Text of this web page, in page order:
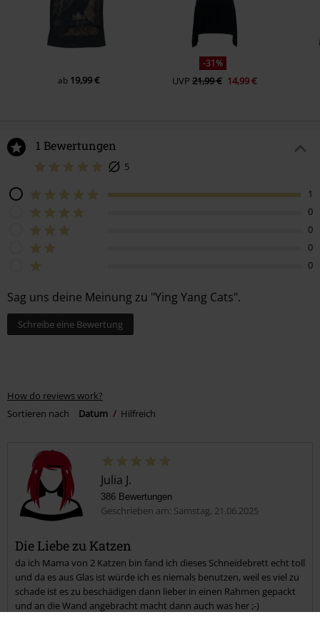
ab 19,99 €
-31%
UVP 21,99 € 14,99 €
1 Bewertungen
5
1
0
0
0
0
Sag uns deine Meinung zu "Ying Yang Cats".
Schreibe eine Bewertung
How do reviews work?
Sortieren nach
Datum Hilfreich
Julia J.
386 Bewertungen
Geschrieben am: Samstag, 21.06.2025
Die Liebe zu Katzen
da ich Mama von 2 Katzen bin fand ich dieses Schneidebrett echt toll
und da es aus Glas ist würde ich es niemals benutzen, weil es viel zu
schade ist es zu beschädigen dann lieber in einen Rahmen gepackt
und an die Wand angebracht macht dann auch was her ;-)